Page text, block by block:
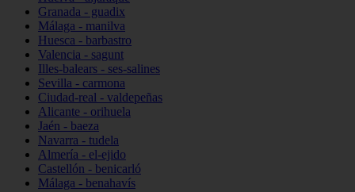
Granada - guadix
Málaga - manilva
Huesca - barbastro
Valencia - sagunt
Illes-balears - ses-salines
Sevilla - carmona
Ciudad-real - valdepeñas
Alicante - orihuela
Jaén - baeza
Navarra - tudela
Almería - el-ejido
Castellón - benicarló
Málaga - benahavís